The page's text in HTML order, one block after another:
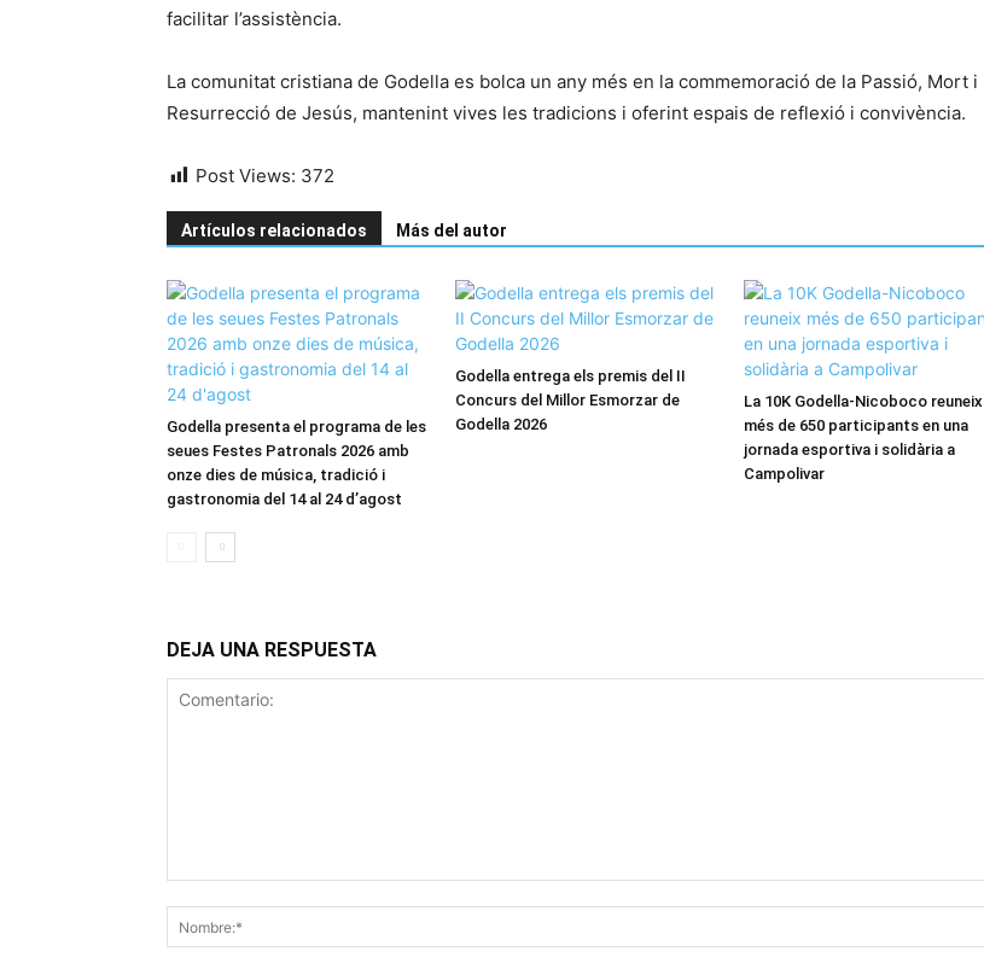
facilitar l’assistència.
La comunitat cristiana de Godella es bolca un any més en la commemoració de la Passió, Mort i
Resurrecció de Jesús, mantenint vives les tradicions i oferint espais de reflexió i convivència.
Post Views: 372
Artículos relacionados Más del autor
Godella presenta el programa de les
seues Festes Patronals 2026 amb
onze dies de música, tradició i
gastronomia del 14 al 24 d’agost
Godella entrega els premis del II
Concurs del Millor Esmorzar de
Godella 2026
La 10K Godella-Nicoboco reuneix
més de 650 participants en una
jornada esportiva i solidària a
Campolivar
DEJA UNA RESPUESTA